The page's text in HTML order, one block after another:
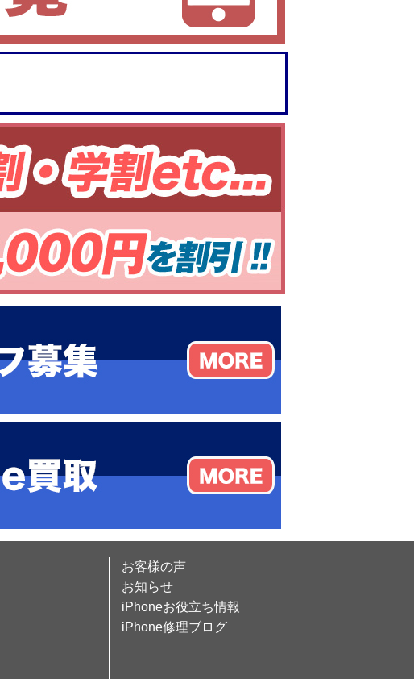
お客様の声
お知らせ
iPhoneお役立ち情報
iPhone修理ブログ